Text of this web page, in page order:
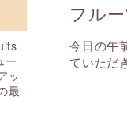
フル
今日の午
ていただ
ー
ッ
最